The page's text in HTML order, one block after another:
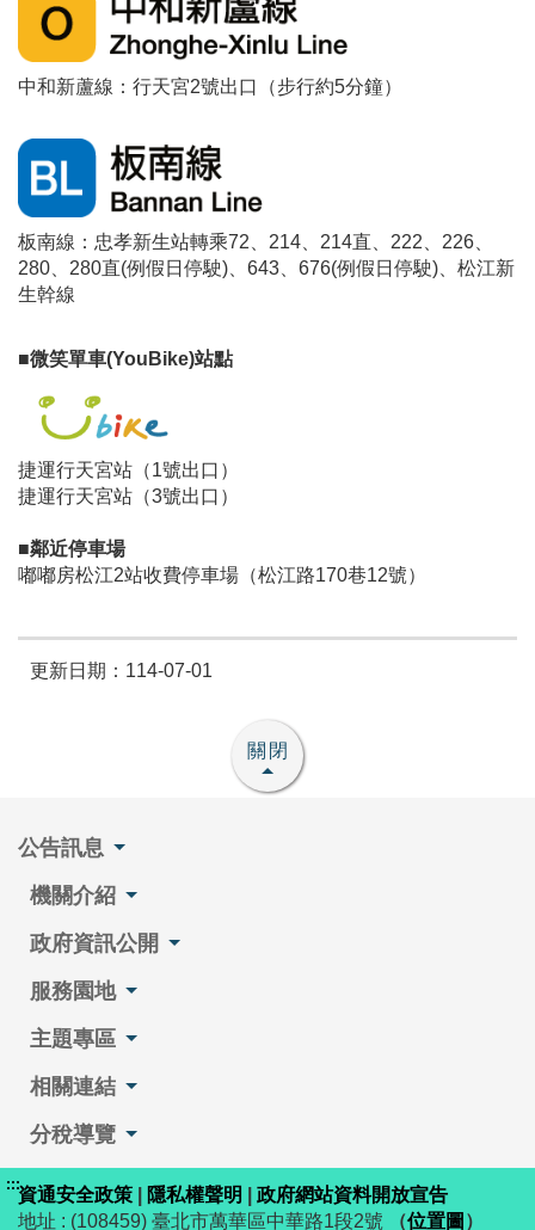
中和新蘆線：行天宮2號出口（步行約5分鐘）
板南線：忠孝新生站轉乘72、214、214直、222、226、
280、280直(例假日停駛)、643、676(例假日停駛)、松江新
生幹線
■微笑單車(YouBike)站點
捷運行天宮站（1號出口）
捷運行天宮站（3號出口）
■鄰近停車場
嘟嘟房松江2站收費停車場（松江路170巷12號）
更新日期：114-07-01
關閉
公告訊息
機關介紹
政府資訊公開
服務園地
主題專區
相關連結
分稅導覽
:::資通安全政策 隱私權聲明
政府網站資料開放宣告
地址 : (108459) 臺北市萬華區中華路1段2號
（位置圖 ）